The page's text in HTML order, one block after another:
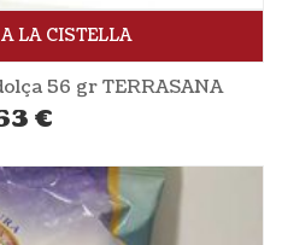
LA CISTELLA
56 gr TERRASANA
€